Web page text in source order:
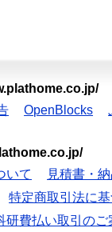
OpenBlocks
いて
見積書・
特定商取引法に
研費払い取引のご